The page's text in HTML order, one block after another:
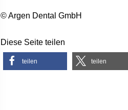
© Argen Dental GmbH
Diese Seite teilen
teilen teilen